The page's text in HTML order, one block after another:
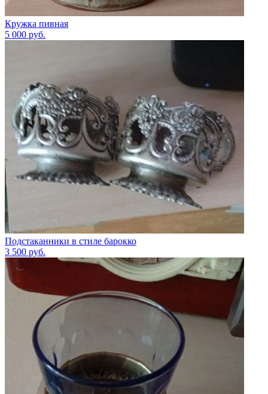
Кружка пивная
5 000 руб.
Подстаканники в стиле барокко
3 500 руб.